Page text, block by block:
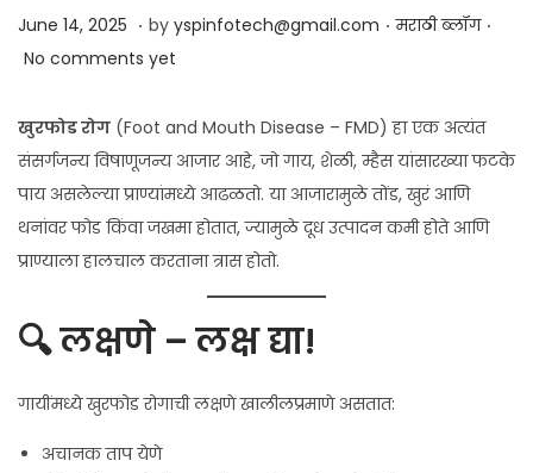
Posted on
June 14, 2025 J
u
e
1
4
,
2
2
5
. by yspinfotech@gmail.com . Posted in
मराठी ब्लॉग .
No comments yet
खुरफोड रोग (Foot and Mouth Disease – FMD) हा एक अत्यंत
संसर्गजन्य विषाणूजन्य आजार आहे, जो गाय, शेळी, म्हैस यांसारख्या फटके
पाय असलेल्या प्राण्यांमध्ये आढळतो. या आजारामुळे तोंड, खुरं आणि
थनांवर फोड किंवा जखमा होतात, ज्यामुळे दूध उत्पादन कमी होते आणि
प्राण्याला हालचाल करताना त्रास होतो.
🔍 लक्षणे – लक्ष द्या!
गायींमध्ये खुरफोड रोगाची लक्षणे खालीलप्रमाणे असतात:
अचानक ताप येणे